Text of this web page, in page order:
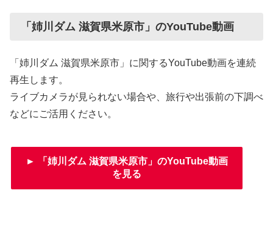
「姉川ダム 滋賀県米原市」のYouTube動画
「姉川ダム 滋賀県米原市」に関するYouTube動画を連続
再生します。
ライブカメラが見られない場合や、旅行や出張前の下調べ
などにご活用ください。
► 「姉川ダム 滋賀県米原市」のYouTube動画
を見る